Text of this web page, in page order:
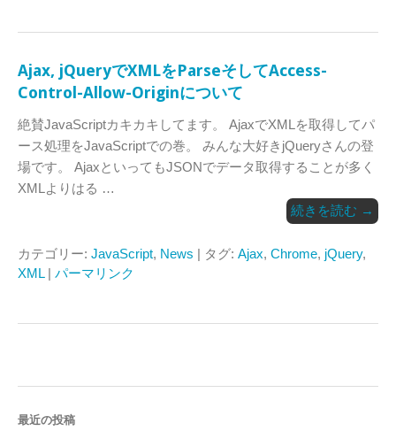
Ajax, jQueryでXMLをParseそしてAccess-
Control-Allow-Originについて
絶賛JavaScriptカキカキしてます。 AjaxでXMLを取得してパ
ース処理をJavaScriptでの巻。 みんな大好きjQueryさんの登
場です。 AjaxといってもJSONでデータ取得することが多く
XMLよりはる …
続きを読む →
カテゴリー: JavaScript, News | タグ: Ajax, Chrome, jQuery,
XML| パーマリンク
最近の投稿